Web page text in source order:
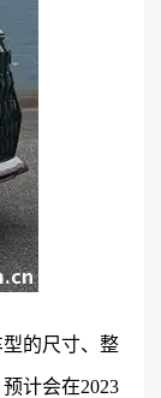
的尺寸、整
计会在2023